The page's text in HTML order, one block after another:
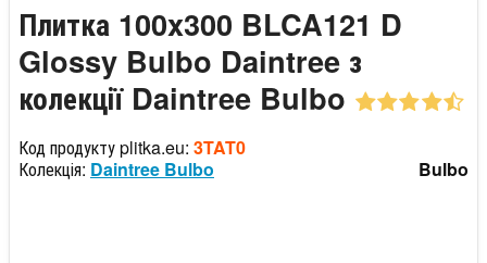
Плитка 100x300 BLCA121 D
Glossy Bulbo Daintree з
колекції Daintree Bulbo
Код продукту plitka.eu: 3TAT0
Колекція: Daintree Bulbo Bulbo